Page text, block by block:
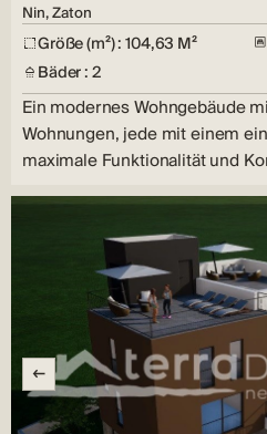
Nin, Zaton
Größe (m²) : 104,63 M²
Bäder : 2
Ein modernes Wohngebäude
Wohnungen, jede mit einem
maximale Funktionalität und